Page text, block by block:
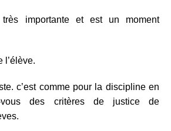
importante et est un moment
l’élève.
c’est comme pour la discipline en
vous des critères de justice de